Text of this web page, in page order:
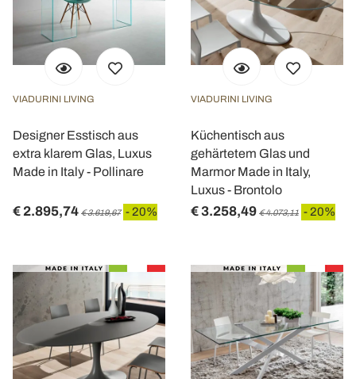
VIADURINI LIVING
Designer Esstisch aus
extra klarem Glas, Luxus
Made in Italy - Pollinare
€ 2.895,74 € 3.619,67 - 20%
VIADURINI LIVING
Küchentisch aus
gehärtetem Glas und
Marmor Made in Italy,
Luxus - Brontolo
€ 3.258,49 € 4.073,11 - 20%